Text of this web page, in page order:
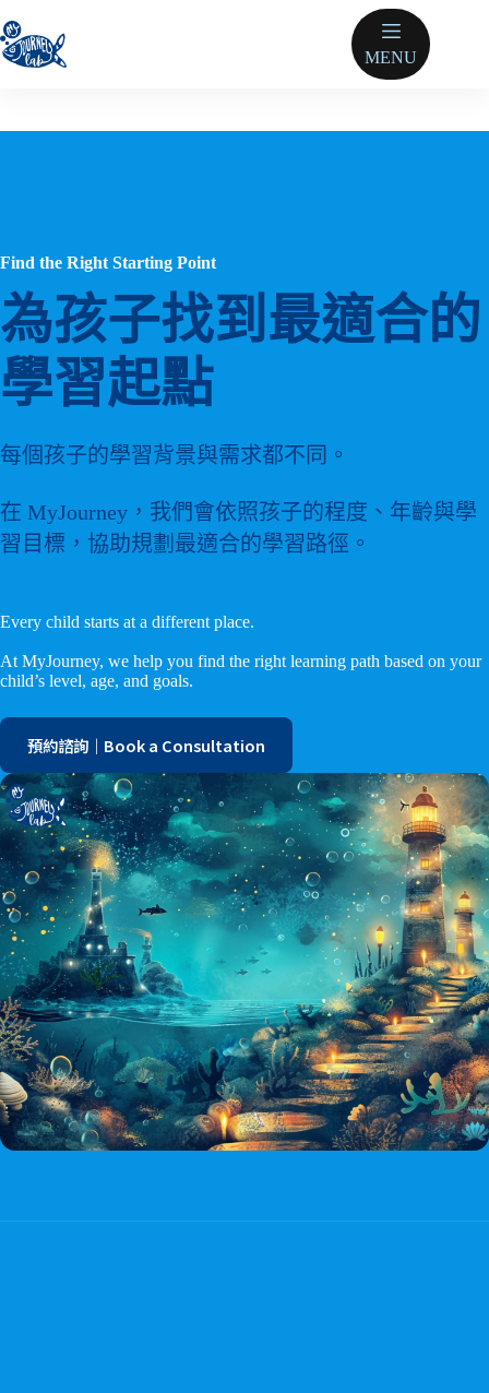
至
主
MENU
Find the Right Starting Point
為孩子找到最適合的
學習起點
每個孩子的學習背景與需求都不同。
在 MyJourney，我們會依照孩子的程度、年齡與學
習目標，協助規劃最適合的學習路徑。
Every child starts at a different place.
At MyJourney, we help you find the right learning path based on your
child’s level, age, and goals.
預約諮詢｜Book a Consultation